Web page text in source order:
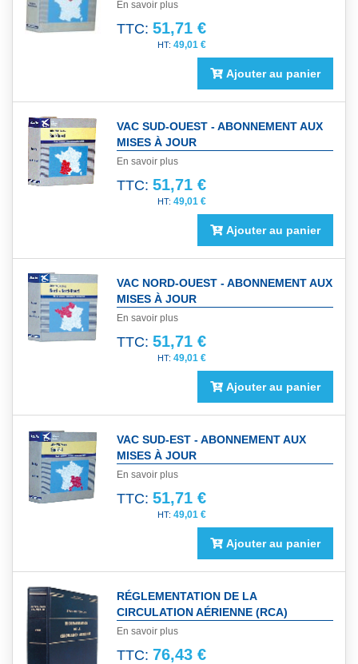
En savoir plus
TTC: 51,71 €
49,01 €
Ajouter au panier
VAC SUD-OUEST - ABONNEMENT AUX
MISES À JOUR
En savoir plus
TTC: 51,71 €
49,01 €
Ajouter au panier
VAC NORD-OUEST - ABONNEMENT AUX
MISES À JOUR
En savoir plus
TTC: 51,71 €
49,01 €
Ajouter au panier
VAC SUD-EST - ABONNEMENT AUX
MISES À JOUR
En savoir plus
TTC: 51,71 €
49,01 €
Ajouter au panier
RÉGLEMENTATION DE LA
CIRCULATION AÉRIENNE (RCA)
En savoir plus
TTC: 76,43 €